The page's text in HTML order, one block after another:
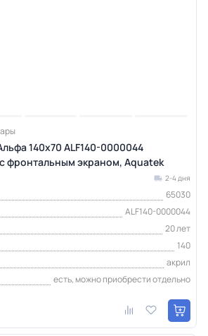
140x70 ALF140-0000044
фронтальным экраном, Aquatek
2-4 дня
65030
ALF140-0000044
20 лет
140
акрил
есть, можно приобрести отдельно